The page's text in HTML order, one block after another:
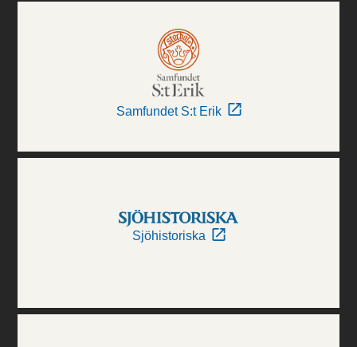
Samfundet S:t Erik
Sjöhistoriska